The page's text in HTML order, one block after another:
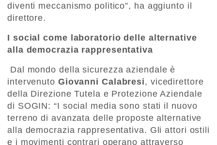
diventi meccanismo politico”, ha aggiunto il
direttore.
I social come laboratorio delle alternative
alla democrazia rappresentativa
Dal mondo della sicurezza aziendale è
intervenuto Giovanni Calabresi, vicedirettore
della Direzione Tutela e Protezione Aziendale
di SOGIN: “I social media sono stati il nuovo
terreno di avanzata delle proposte alternative
alla democrazia rappresentativa. Gli attori ostili
e i movimenti contrari operano attraverso